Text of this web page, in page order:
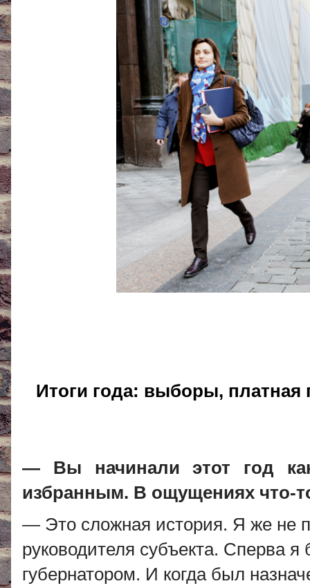
Итоги года: выборы, платная
— Вы начинали этот год
избранным. В ощущениях что-
— Это сложная история. Я же не
руководителя субъекта. Сперва
губернатором. И когда был